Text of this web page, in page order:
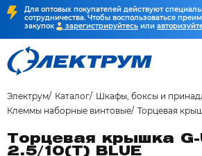
Для оптовых покупателей действуют
сотрудничества. Чтобы воспользоваться
закупок
зарегистрируйтесь или
Электрум Каталог
Шкафы, боксы и
Клеммы наборные винтовые Торцевая
Торцевая крышка G-
2.5/10(T) BLUE